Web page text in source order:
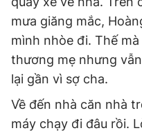
mưa giăng mắc,
mình nhòe đi. Thế
thương mẹ nhưng
lại gần vì sợ cha.
Về đến nhà căn nhà
máy chạy đi đâu rồi.